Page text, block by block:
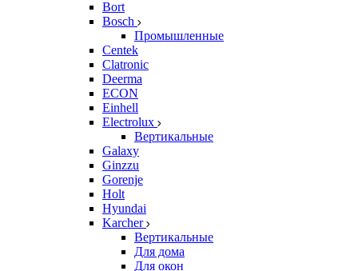
Bort
Bosch
Промышленные
Centek
Clatronic
Deerma
ECON
Einhell
Electrolux
Вертикальные
Galaxy
Ginzzu
Gorenje
Holt
Hyundai
Karcher
Вертикальные
Для дома
Для окон